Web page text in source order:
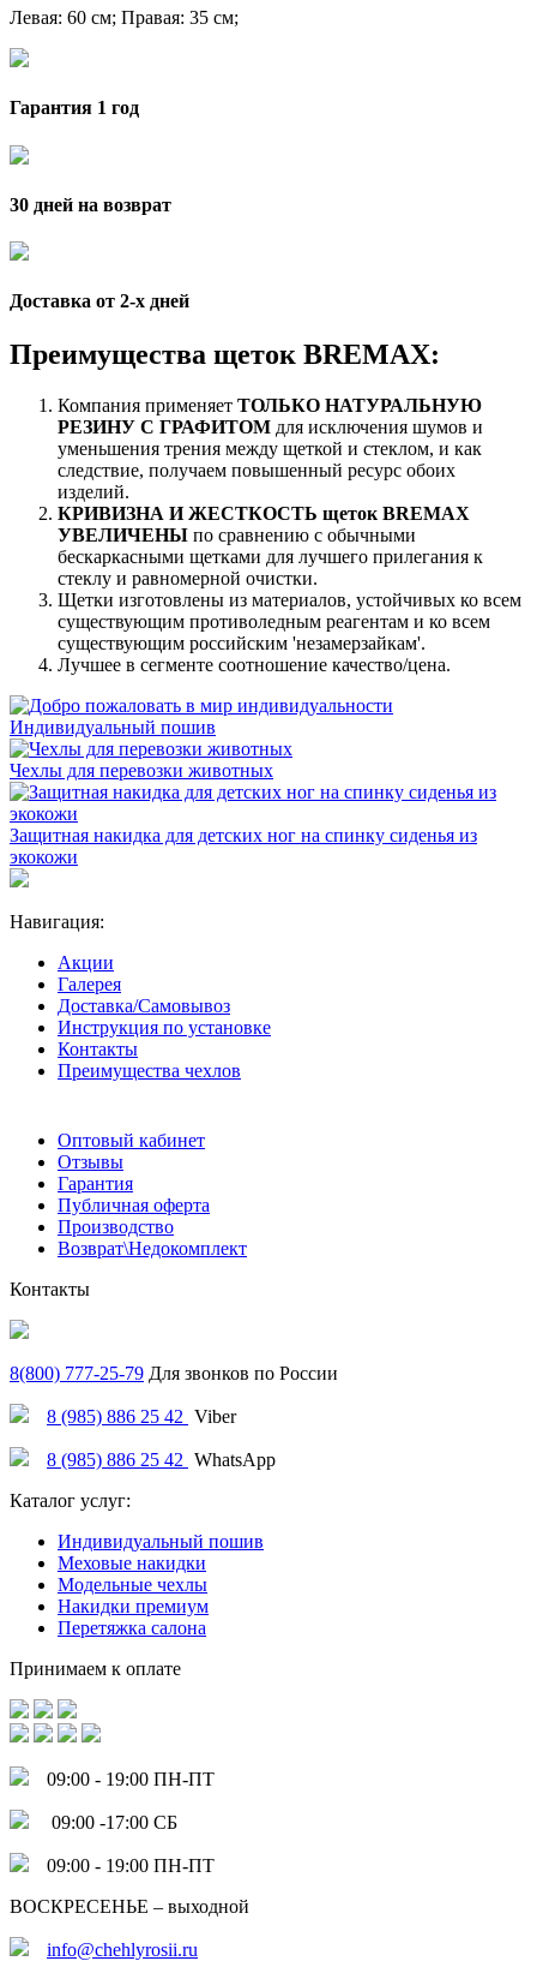
Левая: 60 см; Правая: 35 см;
Гарантия 1 год
30 дней на возврат
Доставка от 2-x дней
Преимущества щеток BREMAX:
Компания применяет ТОЛЬКО НАТУРАЛЬНУЮ
РЕЗИНУ С ГРАФИТОМ для исключения шумов и
уменьшения трения между щеткой и стеклом, и как
следствие, получаем повышенный ресурс обоих
изделий.
КРИВИЗНА И ЖЕСТКОСТЬ щеток BREMAX
УВЕЛИЧЕНЫ по сравнению с обычными
бескаркасными щетками для лучшего прилегания к
стеклу и равномерной очистки.
Щетки изготовлены из материалов, устойчивых ко всем
существующим противоледным реагентам и ко всем
существующим российским 'незамерзайкам'.
Лучшее в сегменте соотношение качество/цена.
Индивидуальный пошив
Чехлы для перевозки животных
Защитная накидка для детских ног на спинку сиденья из
экокожи
Навигация:
Акции
Галерея
Доставка/Самовывоз
Инструкция по установке
Контакты
Преимущества чехлов
Оптовый кабинет
Отзывы
Гарантия
Публичная оферта
Производство
Возврат\Недокомплект
Контакты
8(800) 777-25-79 Для звонков по России
8 (985) 886 25 42 Viber
8 (985) 886 25 42 WhatsApp
Каталог услуг:
Индивидуальный пошив
Меховые накидки
Модельные чехлы
Накидки премиум
Перетяжка салона
Принимаем к оплате
09:00 - 19:00 ПН-ПТ
09:00 -17:00 СБ
09:00 - 19:00 ПН-ПТ
ВОСКРЕСЕНЬЕ – выходной
info@chehlyrosii.ru